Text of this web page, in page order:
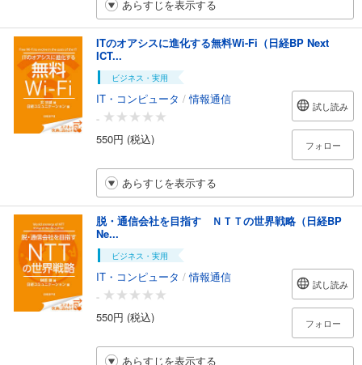
あらすじを表示する
ITのオアシスに進化する無料Wi-Fi（日経BP Next
ICT...
ビジネス・実用
IT・コンピュータ /情報通信
-
550円 (税込)
試し読み
フォロー
あらすじを表示する
脱・通信会社を目指す ＮＴＴの世界戦略（日経BP
Ne...
ビジネス・実用
IT・コンピュータ /情報通信
-
550円 (税込)
試し読み
フォロー
あらすじを表示する